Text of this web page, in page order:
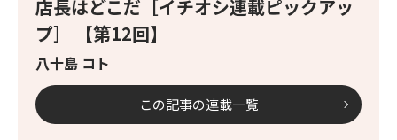
店長はどこだ［イチオシ連載ピックアッ
プ］ 【第12回】
八十島 コト
この記事の連載一覧